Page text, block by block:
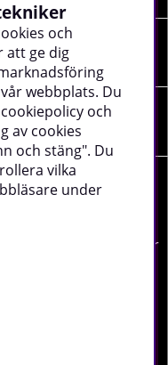
cookies -
läs mer
och
att ge dig
webbplats. Du
och
av cookies
och stäng". Du
vilka
under